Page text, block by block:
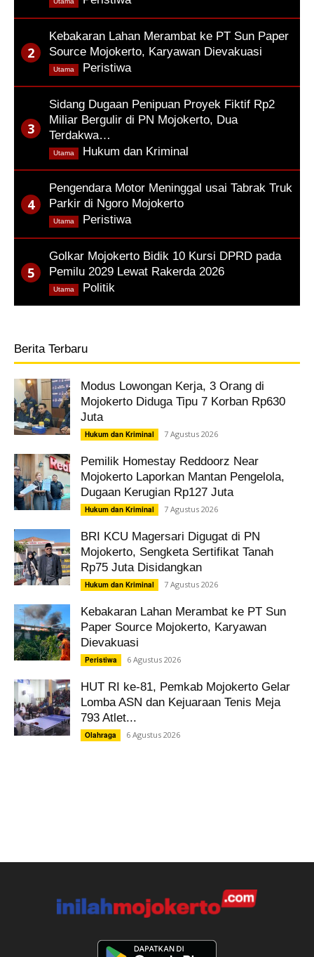
Kebakaran Lahan Merambat ke PT Sun Paper
Source Mojokerto, Karyawan Dievakuasi
Peristiwa,
Utama
Sidang Dugaan Penipuan Proyek Fiktif Rp2
Miliar Bergulir di PN Mojokerto, Dua
Terdakwa…
Hukum dan Kriminal
Utama
Pengendara Motor Meninggal usai Tabrak Truk
Parkir di Ngoro Mojokerto
Peristiwa,
Utama
Golkar Mojokerto Bidik 10 Kursi DPRD pada
Pemilu 2029 Lewat Rakerda 2026
Politik
Utama
Berita Terbaru
Modus Lowongan Kerja, 3 Orang di
Mojokerto Diduga Tipu 7 Korban Rp630
Juta
Hukum dan Kriminal 7 Agustus 2026
Pemilik Homestay Reddoorz Near
Mojokerto Laporkan Mantan Pengelola,
Dugaan Kerugian Rp127 Juta
Hukum dan Kriminal 7 Agustus 2026
BRI KCU Magersari Digugat di PN
Mojokerto, Sengketa Sertifikat Tanah
Rp75 Juta Disidangkan
Hukum dan Kriminal 7 Agustus 2026
Kebakaran Lahan Merambat ke PT Sun
Paper Source Mojokerto, Karyawan
Dievakuasi
Peristiwa 6 Agustus 2026
HUT RI ke-81, Pemkab Mojokerto Gelar
Lomba ASN dan Kejuaraan Tenis Meja
793 Atlet...
Olahraga 6 Agustus 2026